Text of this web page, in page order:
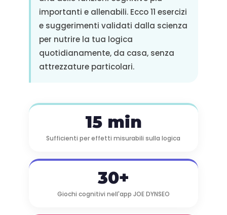
importanti e allenabili. Ecco 11 esercizi
e suggerimenti validati dalla scienza
per nutrire la tua logica
quotidianamente, da casa, senza
attrezzature particolari.
15 min
Sufficienti per effetti misurabili sulla logica
30+
Giochi cognitivi nell'app JOE DYNSEO